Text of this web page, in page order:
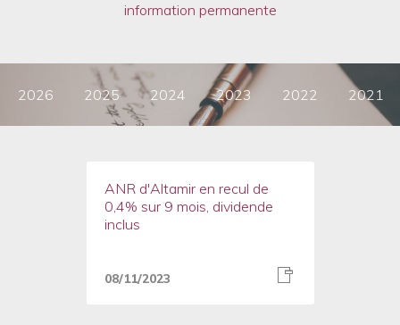
information permanente
2026 2025 2024 2023 2022 2021
ANR d'Altamir en recul de
0,4% sur 9 mois, dividende
inclus
08/11/2023